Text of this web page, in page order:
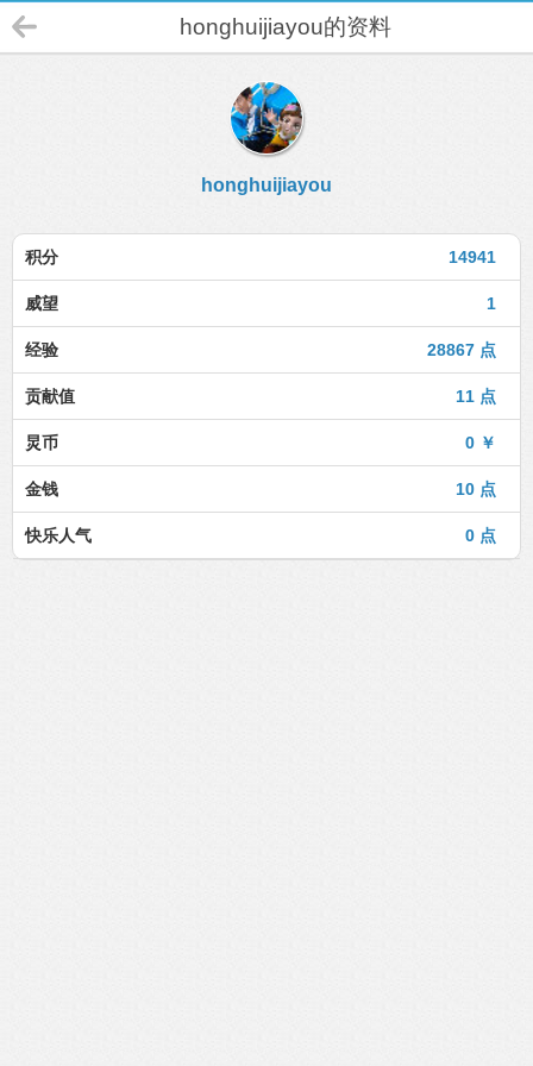
honghuijiayou的资料
honghuijiayou
14941
积分
1
威望
28867 点
经验
11 点
贡献值
0 ￥
炅币
10 点
金钱
0 点
快乐人气